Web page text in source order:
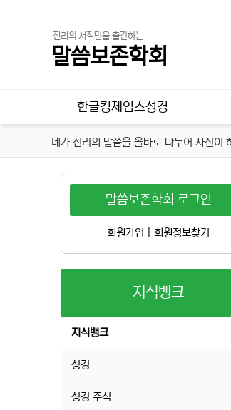
진리의 서적만을 출간하는
말씀보존학회
한글킹제임스성경
네가 진리의 말씀을 올바로 나누어 자신
말씀보존학회 로그인
회원가입 회원정보찾기
지식뱅크
지식뱅크
성경
성경 주석